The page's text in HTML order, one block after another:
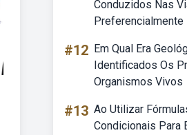
Conduzidos Nas
Preferencialmente
#12 Em Qual Era
Identificados Os
Organismos Vivos
#13 Ao Utilizar
Condicionais Para